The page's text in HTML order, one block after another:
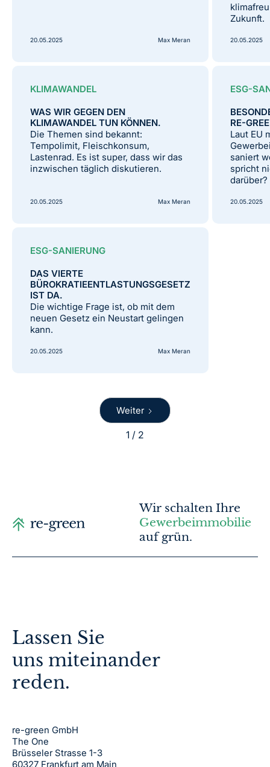
20.05.2025 Max Meran
Zukunft.
20.05.2025
KLIMAWANDEL
WAS WIR GEGEN DEN
KLIMAWANDEL TUN KÖNNEN.
Die Themen sind bekannt:
Tempolimit, Fleischkonsum,
Lastenrad. Es ist super, dass wir das
inzwischen täglich diskutieren.
20.05.2025 Max Meran
ESG-
RE-
Laut EU
saniert
spricht
darüber?
20.05.2025
ESG-SANIERUNG
DAS VIERTE
BÜROKRATIEENTLASTUNGSGESETZ
IST DA.
Die wichtige Frage ist, ob mit dem
neuen Gesetz ein Neustart gelingen
kann.
20.05.2025 Max Meran
Weiter
1 / 2
Wir schalten Ihre
Gewerbeimmobilie
auf grün.
Lassen Sie
uns miteinander
reden.
re-green GmbH
The One
Brüsseler Strasse 1-3
60327 Frankfurt am Main